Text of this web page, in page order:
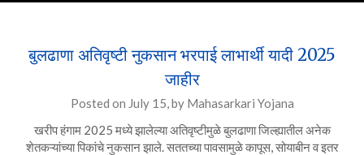
बुलढाणा अतिवृष्टी नुकसान भरपाई लाभार्थी यादी 2025
जाहीर
Posted on July 15,by Mahasarkari Yojana
खरीप हंगाम 2025 मध्ये झालेल्या अतिवृष्टीमुळे बुलढाणा जिल्ह्यातील अनेक
शेतकऱ्यांच्या पिकांचे नुकसान झाले. सततच्या पावसामुळे कापूस, सोयाबीन व इतर